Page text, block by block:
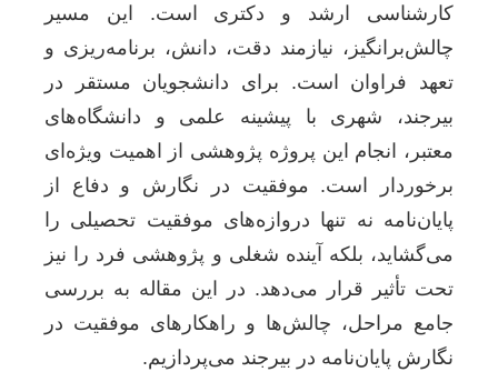
کارشناسی ارشد و دکتری است. این مسیر
چالش‌برانگیز، نیازمند دقت، دانش، برنامه‌ریزی و
تعهد فراوان است. برای دانشجویان مستقر در
بیرجند، شهری با پیشینه علمی و دانشگاه‌های
معتبر، انجام این پروژه پژوهشی از اهمیت ویژه‌ای
برخوردار است. موفقیت در نگارش و دفاع از
پایان‌نامه نه تنها دروازه‌های موفقیت تحصیلی را
می‌گشاید، بلکه آینده شغلی و پژوهشی فرد را نیز
تحت تأثیر قرار می‌دهد. در این مقاله به بررسی
جامع مراحل، چالش‌ها و راهکارهای موفقیت در
نگارش پایان‌نامه در بیرجند می‌پردازیم.